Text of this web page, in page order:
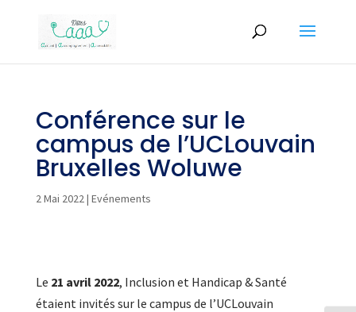
Conférence sur le
campus de l’UCLouvain
Bruxelles Woluwe
2 Mai 2022| Evénements
Le 21 avril 2022, Inclusion et Handicap & Santé
étaient invités sur le campus de l’UCLouvain